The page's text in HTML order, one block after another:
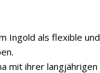
Ingold als flexible und
mit ihrer langjährigen